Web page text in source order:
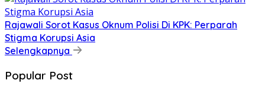
Rajawali Sorot Kasus Oknum Polisi Di KPK: Perparah
Stigma Korupsi Asia
Selengkapnya
Popular Post